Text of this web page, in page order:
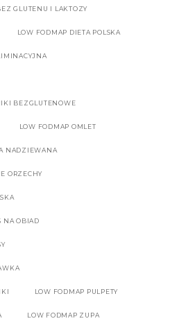
GLUTENU I LAKTOZY
LOW FODMAP DIETA POLSKA
BEZGLUTENOWE
LOW FODMAP OMLET
NADZIEWANA
ORZECHY
NA OBIAD
LOW FODMAP PULPETY
LOW FODMAP ZUPA